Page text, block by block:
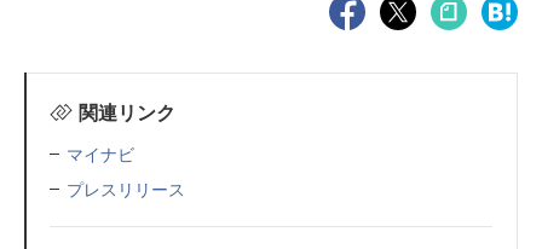
関連リンク
マイナビ
プレスリリース